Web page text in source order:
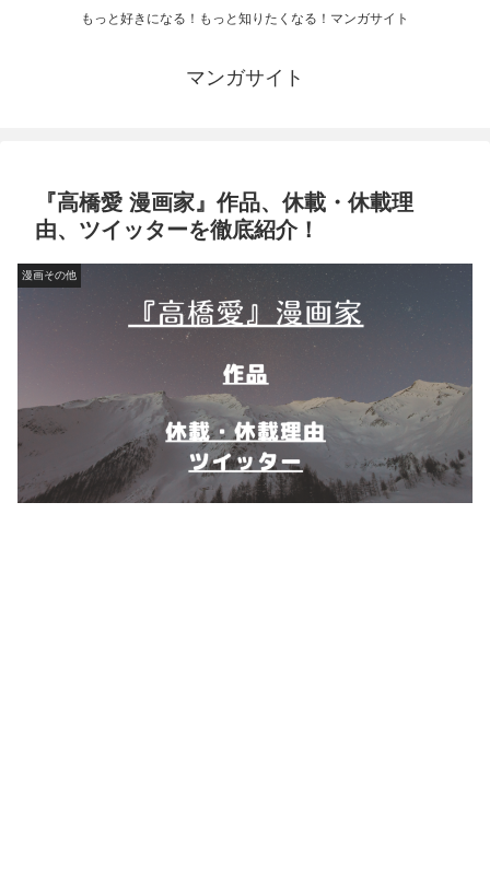
もっと好きになる！もっと知りたくなる！マンガサイト
マンガサイト
『高橋愛 漫画家』作品、休載・休載理
由、ツイッターを徹底紹介！
漫画その他